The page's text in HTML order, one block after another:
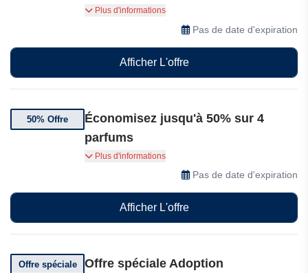
Bénéficiez jusqu'à 70% de réduction sur une
Plus d'informations
Pas de date d'expiration
Afficher L'offre
50% Offre
Économisez jusqu'à 50% sur 4
parfums
Achetez 4 parfums et obtenez 50% de réduction
sur le carrousel de votre choix
Plus d'informations
Pas de date d'expiration
Afficher L'offre
Offre spéciale Offre spéciale Adoption